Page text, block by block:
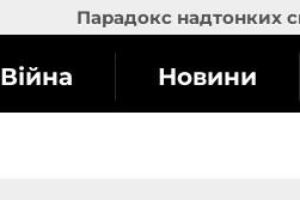
Парадокс надтонких
Війна Новини